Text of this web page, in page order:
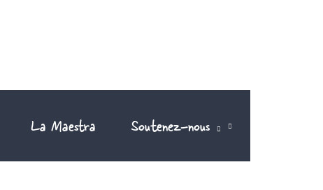
La Maestra Soutenez-nous